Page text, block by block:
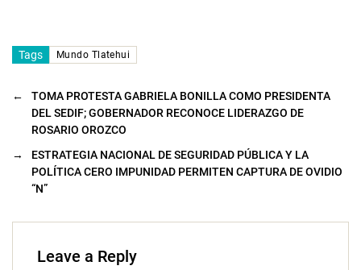
Tags Mundo Tlatehui
←
TOMA PROTESTA GABRIELA BONILLA COMO PRESIDENTA
DEL SEDIF; GOBERNADOR RECONOCE LIDERAZGO DE
ROSARIO OROZCO
→
ESTRATEGIA NACIONAL DE SEGURIDAD PÚBLICA Y LA
POLÍTICA CERO IMPUNIDAD PERMITEN CAPTURA DE OVIDIO
“N”
Leave a Reply